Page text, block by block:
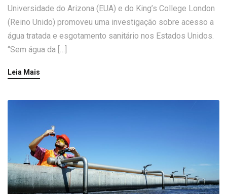
Universidade do Arizona (EUA) e do King’s College London
(Reino Unido) promoveu uma investigação sobre acesso a
água tratada e esgotamento sanitário nos Estados Unidos.
“Sem água da […]
Leia Mais